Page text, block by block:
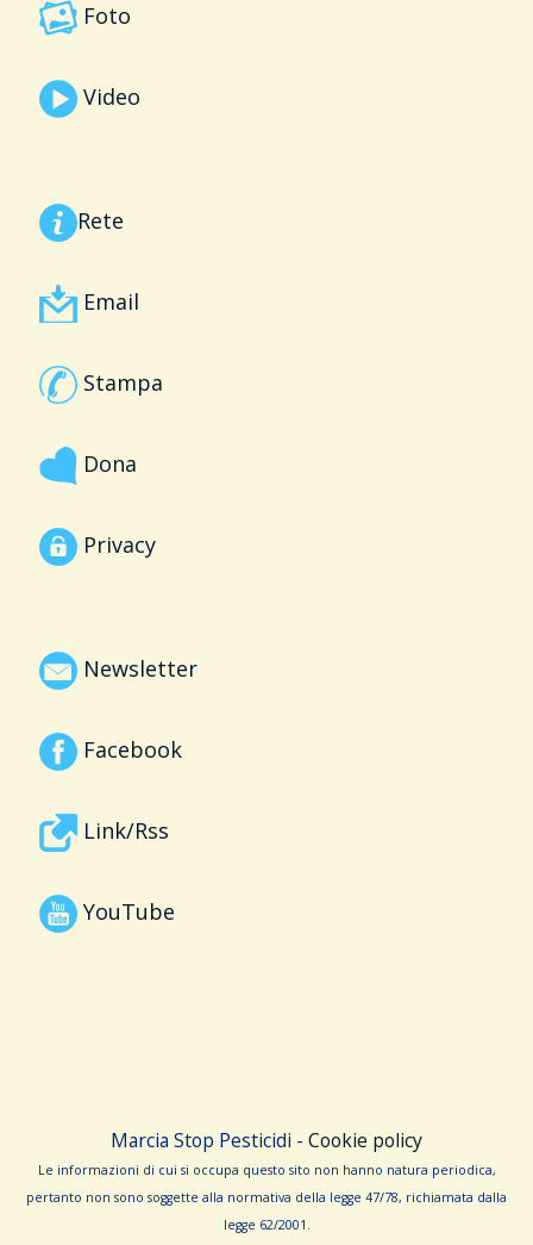
Foto
Video
Rete
Email
Stampa
Dona
Privacy
Newsletter
Facebook
Link/Rss
YouTube
Marcia Stop Pesticidi - Cookie policy
Le informa­zioni di cui si occupa questo sito non hanno na­tura periodica,
pertanto non sono sog­gette alla normativa della legge 47/78, richiamata dalla
leg­ge 62/­2001.